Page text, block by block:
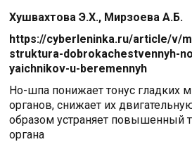
Хушвахтова Э.Х., Мирзоева А.Б.
https://cyberleninka.ru/article/v/
struktura-dobrokachestvennyh-
yaichnikov-u-beremennyh
Но-шпа понижает тонус гладких
органов, снижает их
образом устраняет повышенный
органа